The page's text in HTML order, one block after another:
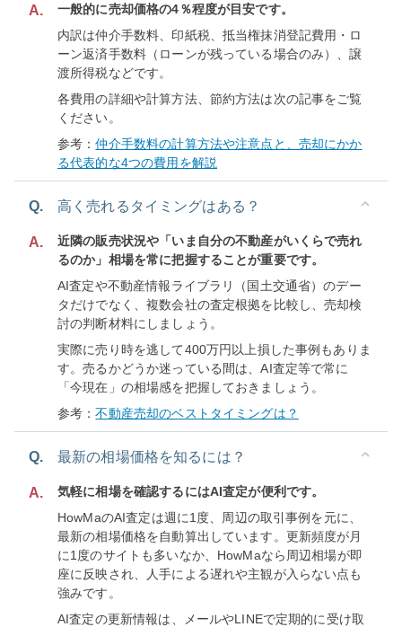
A.
一般的に売却価格の4％程度が目安です。
内訳は仲介手数料、印紙税、抵当権抹消登記費用・ロ
ーン返済手数料（ローンが残っている場合のみ）、譲
渡所得税などです。
各費用の詳細や計算方法、節約方法は次の記事をご覧
ください。
参考：仲介手数料の計算方法や注意点と、売却にかか
る代表的な4つの費用を解説
Q. 高く売れるタイミングはある？
A.
近隣の販売状況や「いま自分の不動産がいくらで売れ
るのか」相場を常に把握することが重要です。
AI査定や不動産情報ライブラリ（国土交通省）のデー
タだけでなく、複数会社の査定根拠を比較し、売却検
討の判断材料にしましょう。
実際に売り時を逃して400万円以上損した事例もありま
す。売るかどうか迷っている間は、AI査定等で常に
「今現在」の相場感を把握しておきましょう。
参考：不動産売却のベストタイミングは？
Q. 最新の相場価格を知るには？
A.
気軽に相場を確認するにはAI査定が便利です。
HowMaのAI査定は週に1度、周辺の取引事例を元に、
最新の相場価格を自動算出しています。更新頻度が月
に1度のサイトも多いなか、HowMaなら周辺相場が即
座に反映され、人手による遅れや主観が入らない点も
強みです。
AI査定の更新情報は、メールやLINEで定期的に受け取